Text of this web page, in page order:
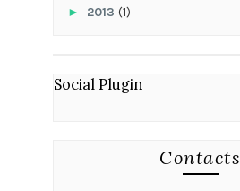
► 2013 (1)
Social Plugin
Contacts